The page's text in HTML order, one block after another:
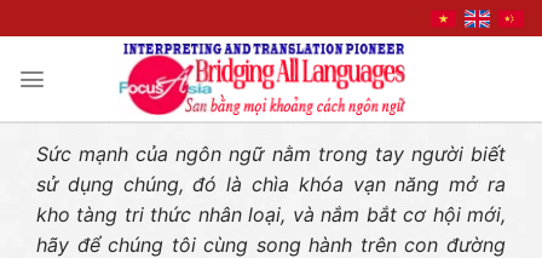
Sức mạnh của ngôn ngữ nằm trong tay người biết
sử dụng chúng, đó là chìa khóa vạn năng mở ra
kho tàng tri thức nhân loại, và nắm bắt cơ hội mới,
hãy để chúng tôi cùng song hành trên con đường